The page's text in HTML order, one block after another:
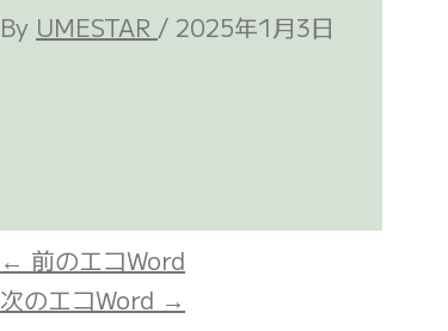
By UMESTAR / 2025年1月3日
← 前のエコWord
次のエコWord →